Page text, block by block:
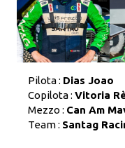
Pilota : Dias Joao
Copilota : Vitoria
Mezzo : Can Am
Team : Santag